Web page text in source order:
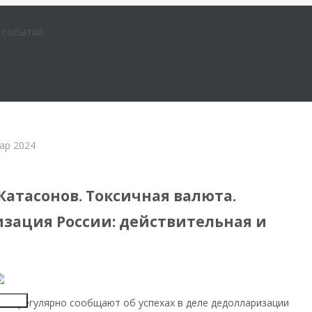
событий
2024
система
Токсичная валюта.
России: действительная и
регулярно сообщают об успехах в деле дедолларизации